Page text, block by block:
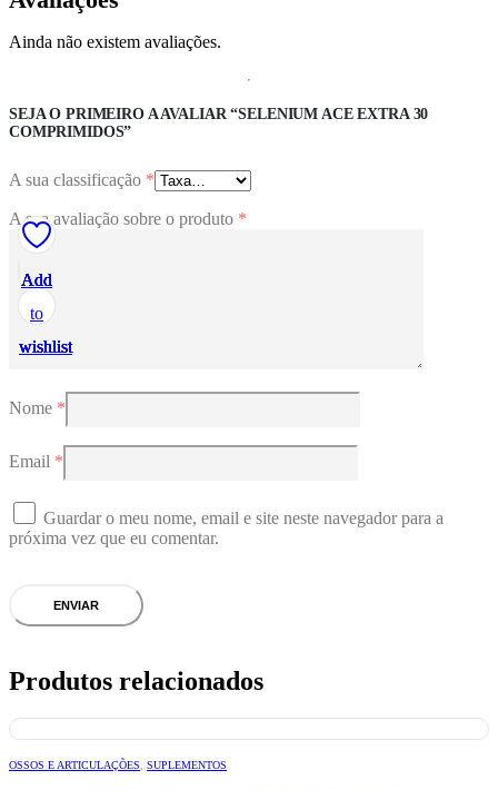
Ainda não existem avaliações.
SEJA O PRIMEIRO A AVALIAR “SELENIUM ACE EXTRA 30
COMPRIMIDOS”
A sua classificação *
A sua avaliação sobre o produto *
Nome *
Email *
Guardar o meu nome, email e site neste navegador para a
próxima vez que eu comentar.
Produtos relacionados
Add
to
wishlist
OSSOS E ARTICULAÇÕES, SUPLEMENTOS
Add
to
wishlist
Add
to
wishlist
Add
to
wishlist
Add
to
wishlist